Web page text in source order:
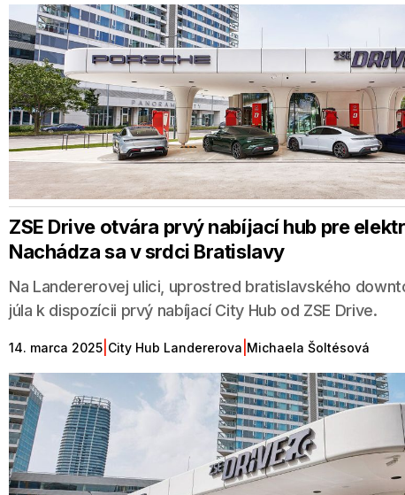
ZSE Drive otvára prvý nabíjací hub pre
Nachádza sa v srdci Bratislavy
Na Landererovej ulici, uprostred bratislavského
júla k dispozícii prvý nabíjací City Hub od ZSE Drive.
14. marca 2025 City Hub Landererova Michaela Šoltésová